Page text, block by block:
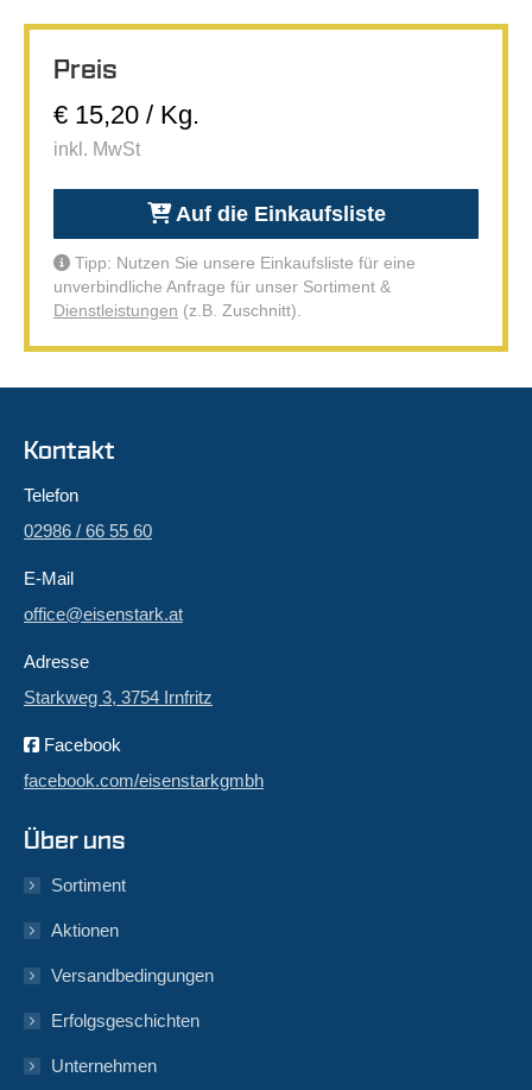
Preis
€ 15,20 / Kg.
inkl. MwSt
Auf die Einkaufsliste
Tipp: Nutzen Sie unsere Einkaufsliste für eine
unverbindliche Anfrage für unser Sortiment &
Dienstleistungen (z.B. Zuschnitt).
Kontakt
Telefon
02986 / 66 55 60
E-Mail
office@eisenstark.at
Adresse
Starkweg 3, 3754 Irnfritz
Facebook
facebook.com/eisenstarkgmbh
Über uns
Sortiment
Aktionen
Versandbedingungen
Erfolgsgeschichten
Unternehmen